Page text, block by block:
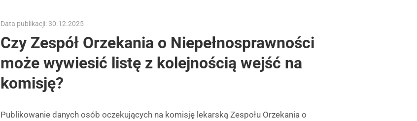
Data publikacji: 30.12.2025
Czy Zespół Orzekania o Niepełnosprawności
może wywiesić listę z kolejnością wejść na
komisję?
Publikowanie danych osób oczekujących na komisję lekarską Zespołu Orzekania o